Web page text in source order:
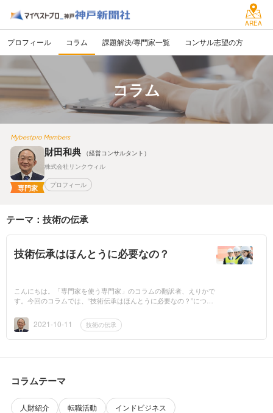
AREA
プロフィール コラム 課題解決/専門家一覧 コンサル志望の方
コラム
Mybestpro Members
専門家
財田和典
（経営コンサルタント）
株式会社リンクウィル
プロフィール
テーマ：技術の伝承
技術伝承はほんとうに必要なの？
こんにちは。「専門家を使う専門家」のコラムの翻訳者、えりかで
す。今回のコラムでは、“技術伝承はほんとうに必要なの？”につい
技は伝承する...
2021-10-11 技術の伝承
コラムテーマ
人財紹介 転職活動
インドビジネス